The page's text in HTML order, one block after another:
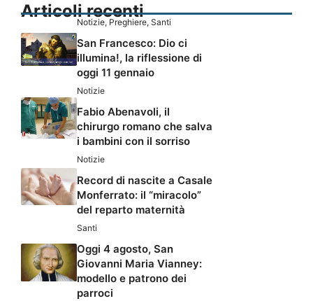
Articoli recenti
Notizie, Preghiere, Santi
San Francesco: Dio ci
illumina!, la riflessione di
oggi 11 gennaio
Notizie
Fabio Abenavoli, il
chirurgo romano che salva
i bambini con il sorriso
Notizie
Record di nascite a Casale
Monferrato: il “miracolo”
del reparto maternità
Santi
Oggi 4 agosto, San
Giovanni Maria Vianney:
modello e patrono dei
parroci